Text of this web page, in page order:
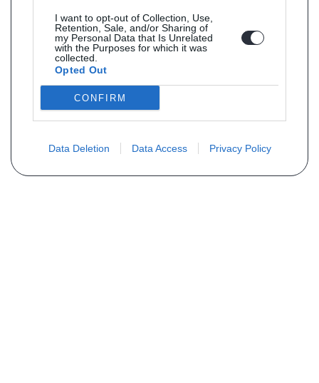
I want to opt-out of Collection, Use,
Retention, Sale, and/or Sharing of
my Personal Data that Is Unrelated
with the Purposes for which it was
collected.
Opted Out
CONFIRM
Data Deletion Data Access Privacy Policy